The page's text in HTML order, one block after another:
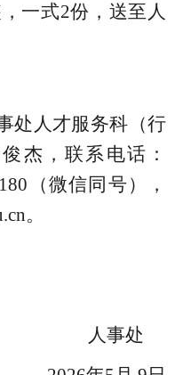
一式2份，送至人
处人才服务科（行
杰 ，联系电话：
（微信同号），
。
人事处